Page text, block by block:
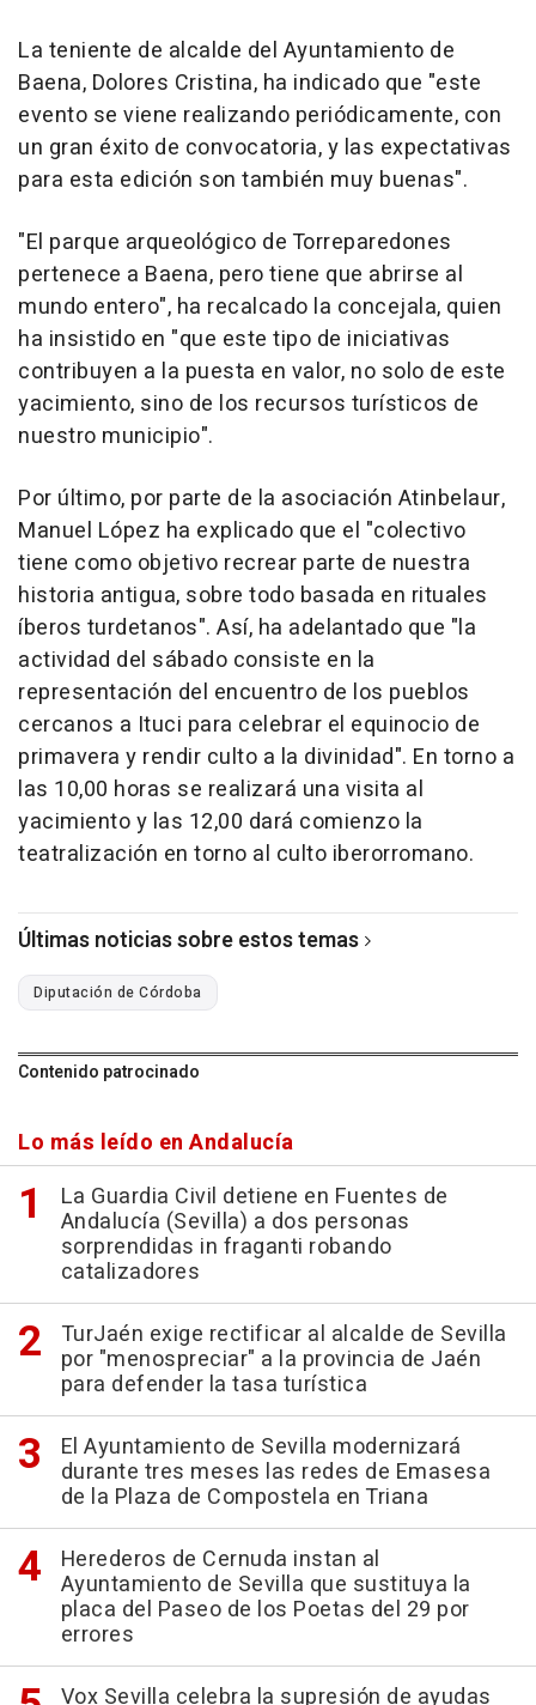
La teniente de alcalde del Ayuntamiento de
Baena, Dolores Cristina, ha indicado que "este
evento se viene realizando periódicamente, con
un gran éxito de convocatoria, y las expectativas
para esta edición son también muy buenas".
"El parque arqueológico de Torreparedones
pertenece a Baena, pero tiene que abrirse al
mundo entero", ha recalcado la concejala, quien
ha insistido en "que este tipo de iniciativas
contribuyen a la puesta en valor, no solo de este
yacimiento, sino de los recursos turísticos de
nuestro municipio".
Por último, por parte de la asociación Atinbelaur,
Manuel López ha explicado que el "colectivo
tiene como objetivo recrear parte de nuestra
historia antigua, sobre todo basada en rituales
íberos turdetanos". Así, ha adelantado que "la
actividad del sábado consiste en la
representación del encuentro de los pueblos
cercanos a Ituci para celebrar el equinocio de
primavera y rendir culto a la divinidad". En torno a
las 10,00 horas se realizará una visita al
yacimiento y las 12,00 dará comienzo la
teatralización en torno al culto iberorromano.
Últimas noticias sobre estos temas
Diputación de Córdoba
Contenido patrocinado
Lo más leído en Andalucía
La Guardia Civil detiene en Fuentes de
Andalucía (Sevilla) a dos personas
sorprendidas in fraganti robando
catalizadores
TurJaén exige rectificar al alcalde de Sevilla
por "menospreciar" a la provincia de Jaén
para defender la tasa turística
El Ayuntamiento de Sevilla modernizará
durante tres meses las redes de Emasesa
de la Plaza de Compostela en Triana
Herederos de Cernuda instan al
Ayuntamiento de Sevilla que sustituya la
placa del Paseo de los Poetas del 29 por
errores
Vox Sevilla celebra la supresión de ayudas